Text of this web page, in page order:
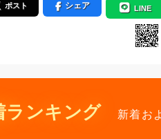
ポスト シェア LINE
ランキング 新着お